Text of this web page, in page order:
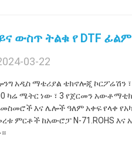
ውስጥ ትልቁ የ DTF
03-22
አዲስ ማቴሪያል ቴክኖሎጂ ኮርፖሬሽን
ካሬ ሜትር ነው ፣ 3 የጀርመን
እና ሌሎች ዓለም አቀፍ የላቀ
ምርቶች ከአውሮፓ N-71.ROHS እና